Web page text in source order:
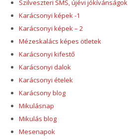
Szilveszteri SMS, újévi jókívánságok
Karácsonyi képek -1
Karácsonyi képek – 2
Mézeskalács képes ötletek
Karácsonyi kifestő
Karácsonyi dalok
Karácsonyi ételek
Karácsony blog
Mikulásnap
Mikulás blog
Mesenapok